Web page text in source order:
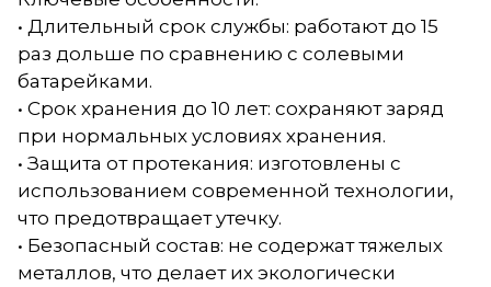
• Длительный срок службы: работают до 15
раз дольше по сравнению с солевыми
батарейками.
• Срок хранения до 10 лет: сохраняют заряд
при нормальных условиях хранения.
• Защита от протекания: изготовлены с
использованием современной технологии,
что предотвращает утечку.
• Безопасный состав: не содержат тяжелых
металлов, что делает их экологически